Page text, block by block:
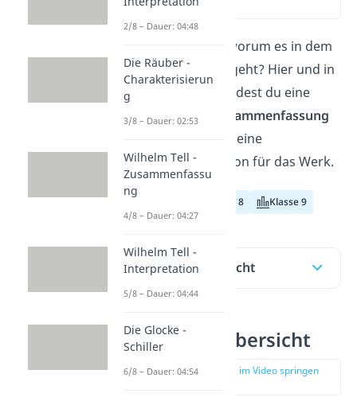
Du willst wissen, worum es in dem
Roman „Tschick
“ geht? Hier und in
unserem
findest du eine
übersichtliche
Zusammenfassung
nach Kapiteln und eine
Figurenkonstellation für das Werk.
Klasse 8 Klasse 9
Inhaltsübersicht
Tschick — Übersicht
zur Stelle im Video springen
2/8 – Dauer: 04:48
Die Räuber -
Charakterisierun
g
3/8 – Dauer: 02:53
Wilhelm Tell -
Zusammenfassu
ng
4/8 – Dauer: 04:27
Wilhelm Tell -
Interpretation
5/8 – Dauer: 04:44
Die Glocke -
Schiller
6/8 – Dauer: 04:54